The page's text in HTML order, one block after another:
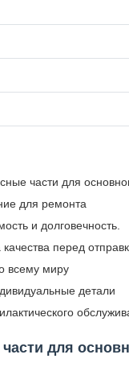
части для
для ремонта
и долговечность.
перед
всему миру
детали
для